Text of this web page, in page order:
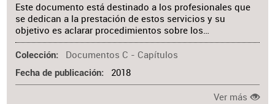
Este documento está destinado a los profesionales que
se dedican a la prestación de estos servicios y su
objetivo es aclarar procedimientos sobre los…
Colección Documentos C - Capítulos
Fecha de publicación 2018
Ver más